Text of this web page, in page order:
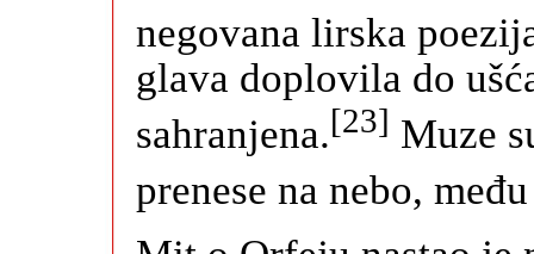
negovana lirska
glava doplovila do
sahranjena.[23] Muze
prenese na nebo,